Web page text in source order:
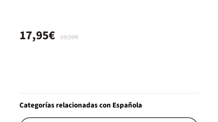
18,90€
17,95€
Categorías relacionadas con Española